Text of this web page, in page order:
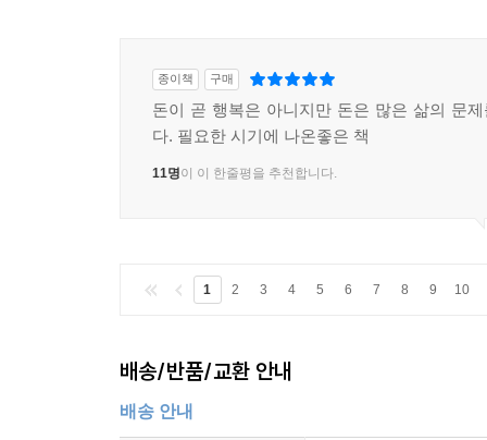
종이책 구매
돈이 곧 행복은 아니지만 돈은 많은 삶의 문
다. 필요한 시기에 나온좋은 책
11명이 이 한줄평을 추천합니다.
1 2 3 4 5 6 7 8 9 10
배송/반품/교환 안내
배송 안내